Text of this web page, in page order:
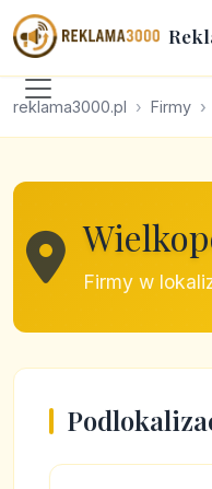
reklama3000.pl Firmy
Firmy w